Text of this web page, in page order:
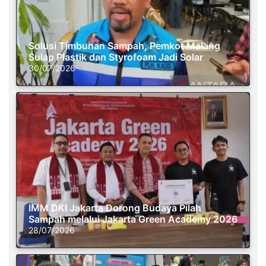
Solusi Timbunan Sampah, Pemkot Malang
Sulap Plastik dan Styrofoam Jadi Solar
30/07/2026
IMM DKI Jakarta Dorong Budaya Pilah
Sampah melalui Jakarta Green Academy 2026
28/07/2026